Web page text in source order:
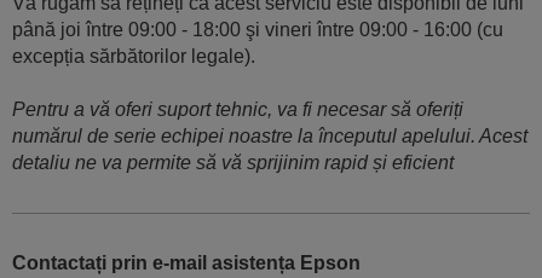
până joi între 09:00 - 18:00 şi vineri între 09:00 - 16:00 (cu
excepția sărbătorilor legale).
Pentru a vă oferi suport tehnic, va fi necesar să oferiți
numărul de serie echipei noastre la începutul apelului. Acest
detaliu ne va permite să vă sprijinim rapid și eficient
Contactați prin e-mail asistența Epson